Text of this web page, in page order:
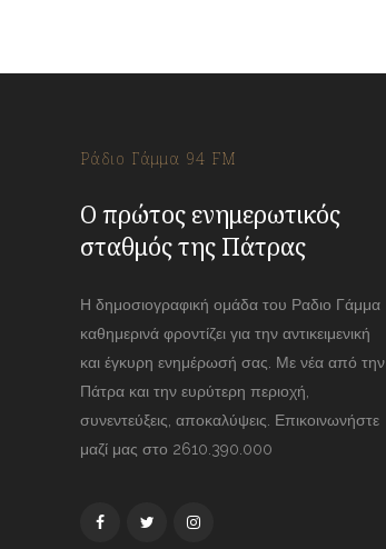
Ράδιο Γάμμα 94 FM
Ο πρώτος ενημερωτικός
σταθμός της Πάτρας
Η δημοσιογραφική ομάδα του Ραδιο Γάμμα
καθημερινά φροντίζει για την αντικειμενική
και έγκυρη ενημέρωσή σας. Με νέα από την
Πάτρα και την ευρύτερη περιοχή,
συνεντεύξεις, αποκαλύψεις. Επικοινωνήστε
μαζί μας στο 2610.390.000